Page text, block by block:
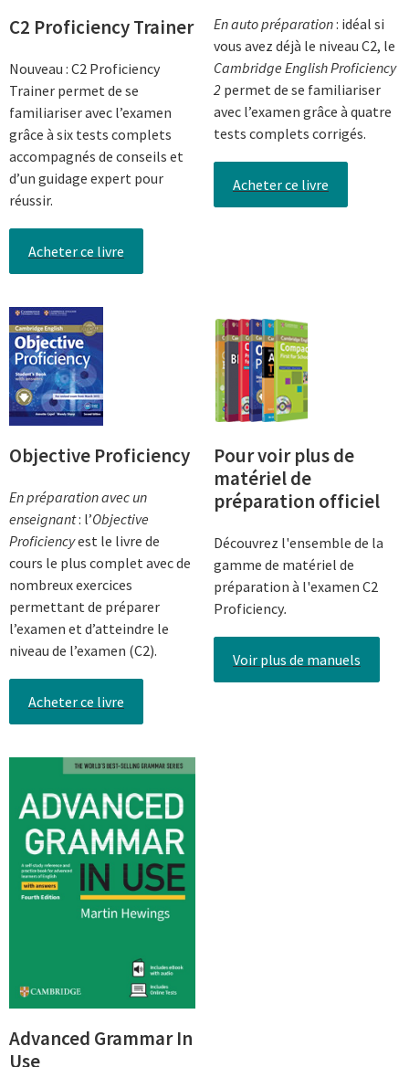
C2 Proficiency Trainer
Nouveau : C2 Proficiency
Trainer permet de se
familiariser avec l’examen
grâce à six tests complets
accompagnés de conseils et
d’un guidage expert pour
réussir.
Acheter ce livre
En auto préparation: idéal si
vous avez déjà le niveau C2, le
Cambridge English Proficiency
2 permet de se familiariser
avec l’examen grâce à quatre
tests complets corrigés.
Acheter ce livre
Objective Proficiency
En préparation avec un
enseignant: l’Objective
Proficiencyest le livre de
cours le plus complet avec de
nombreux exercices
permettant de préparer
l’examen et d’atteindre le
niveau de l’examen (C2).
Acheter ce livre
Pour voir plus de
matériel de
préparation officiel
Découvrez l'ensemble de la
gamme de matériel de
préparation à l'examen C2
Proficiency.
Voir plus de manuels
Advanced Grammar In
Use